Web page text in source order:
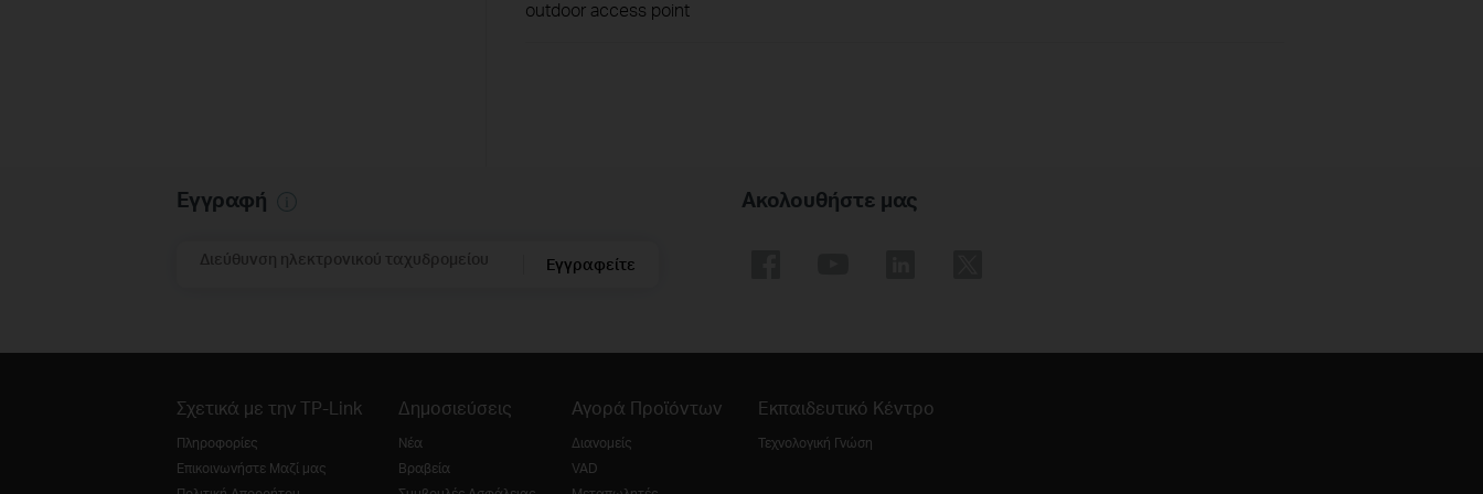
outdoor access point
Εγγραφή
Διεύθυνση ηλεκτρονικού ταχυδρομείου Εγγραφείτε
Ακολουθήστε μας
Σχετικά με την TP-Link
Πληροφορίες
Επικοινωνήστε Μαζί μας
Δημοσιεύσεις
Νέα
Βραβεία
Αγορά Προϊόντων
Διανομείς
VAD
Εκπαιδευτικό Κέντρο
Τεχνολογική Γνώση